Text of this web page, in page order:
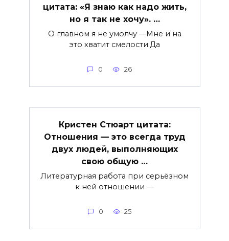
цитата: «Я знаю как надо жить,
но я так не хочу». …
О главном я не умолчу —Мне и на
это хватит смелости:Да
0 26
Кристен Стюарт цитата:
Отношения — это всегда труд
двух людей, выполняющих
свою общую …
Литературная работа при серьёзном
к ней отношении —
0 25